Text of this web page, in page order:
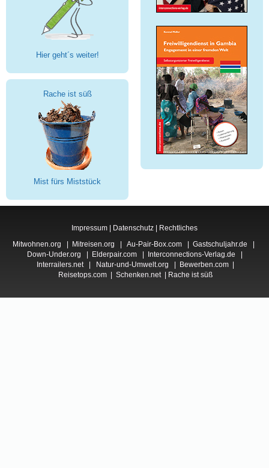
Hier geht´s weiter!
Rache ist süß
Mist fürs Miststück
Impressum Datenschutz
Rechtliches
Mitwohnen.org | Mitreisen.org | Au-Pair-Box.com | Gastschuljahr.de |
Down-Under.org | Elderpair.com| Interconnections-Verlag.de |
Interrailers.net| Natur-und-Umwelt.org | Bewerben.com |
Reisetops.com | Schenken.net| Rache ist süß